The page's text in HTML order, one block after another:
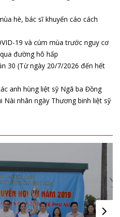
hè, bác sĩ khuyến cáo cách
19 và cúm mùa trước nguy cơ
đường hô hấp
30 (Từ ngày 20/7/2026 đến hết
anh hùng liệt sỹ Ngã ba Đồng
Nài nhân ngày Thương binh liệt sỹ